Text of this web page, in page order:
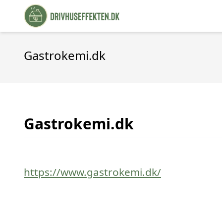
Gastrokemi.dk
Gastrokemi.dk
https://www.gastrokemi.dk/